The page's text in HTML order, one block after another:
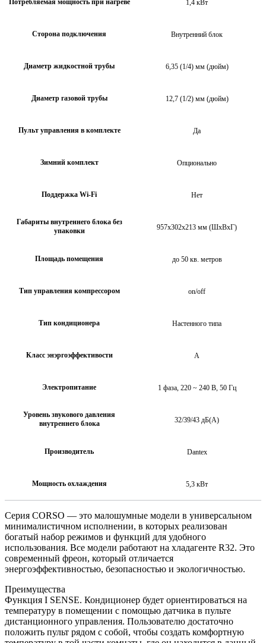
1,4 кВт
Сторона подключения Внутренний блок
Диаметр жидкостной трубы 6,35 (1/4) мм (дюйм)
Диаметр газовой трубы 12,7 (1/2) мм (дюйм)
Пульт управления в комплекте Да
Зимний комплект Опционально
Поддержка Wi-Fi Нет
Габариты внутреннего блока без
упаковки
957x302x213 мм (ШхВхГ)
Площадь помещения до 50 кв. метров
Тип управления компрессором on/off
Тип кондиционера Настенного типа
Класс энэргоэффективости А
Электропитание 1 фаза, 220 ~ 240 В, 50 Гц
Уровень звукового давления
внутреннего блока
32/39/43 дБ(А)
Производитель Dantex
Мощность охлаждения 5,3 кВт
Серия CORSO — это малошумные модели в универсальном
минималистичном исполнении, в которых реализован
богатый набор режимов и функций для удобного
использования. Все модели работают на хладагенте R32. Это
современный фреон, который отличается
энергоэффективностью, безопасностью и экологичностью.
Преимущества
Функция I SENSE. Кондиционер будет ориентироваться на
температуру в помещении с помощью датчика в пульте
дистанционного управления. Пользователю достаточно
положить пульт рядом с собой, чтобы создать комфортную